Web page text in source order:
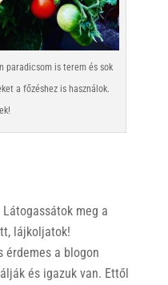
paradicsom is terem és sok
a főzéshez is használok.
meg a
lájkoljatok!
érdemes a blogon
és igazuk van. Ettől